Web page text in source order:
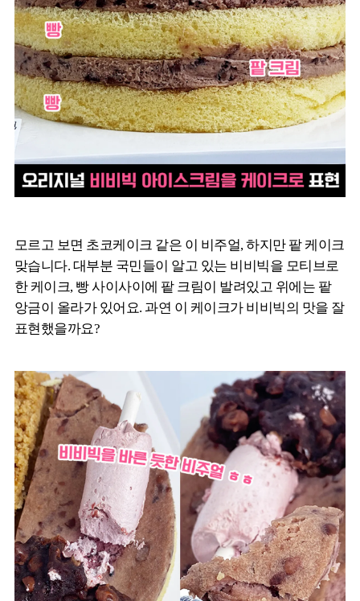
모르고 보면 초코케이크 같은 이 비주얼, 하지만 팥 케이크
맞습니다. 대부분 국민들이 알고 있는 비비빅을 모티브로
한 케이크, 빵 사이사이에 팥 크림이 발려있고 위에는 팥
앙금이 올라가 있어요. 과연 이 케이크가 비비빅의 맛을 잘
표현했을까요?